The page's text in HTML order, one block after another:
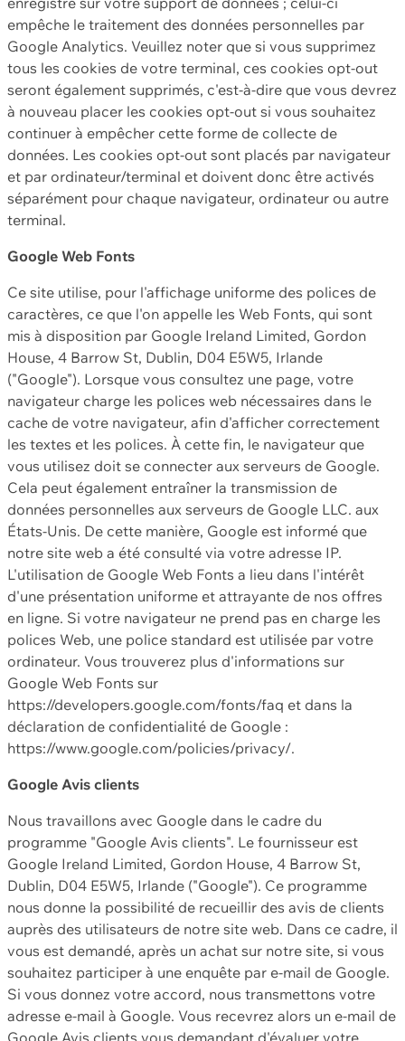
empêche le traitement des données personnelles par
Google Analytics. Veuillez noter que si vous supprimez
tous les cookies de votre terminal, ces cookies opt-out
seront également supprimés, c'est-à-dire que vous devrez
à nouveau placer les cookies opt-out si vous souhaitez
continuer à empêcher cette forme de collecte de
données. Les cookies opt-out sont placés par navigateur
et par ordinateur/terminal et doivent donc être activés
séparément pour chaque navigateur, ordinateur ou autre
terminal.
Google Web Fonts
Ce site utilise, pour l'affichage uniforme des polices de
caractères, ce que l'on appelle les Web Fonts, qui sont
mis à disposition par Google Ireland Limited, Gordon
House, 4 Barrow St, Dublin, D04 E5W5, Irlande
("Google"). Lorsque vous consultez une page, votre
navigateur charge les polices web nécessaires dans le
cache de votre navigateur, afin d'afficher correctement
les textes et les polices. À cette fin, le navigateur que
vous utilisez doit se connecter aux serveurs de Google.
Cela peut également entraîner la transmission de
données personnelles aux serveurs de Google LLC. aux
États-Unis. De cette manière, Google est informé que
notre site web a été consulté via votre adresse IP.
L'utilisation de Google Web Fonts a lieu dans l'intérêt
d'une présentation uniforme et attrayante de nos offres
en ligne. Si votre navigateur ne prend pas en charge les
polices Web, une police standard est utilisée par votre
ordinateur. Vous trouverez plus d'informations sur
Google Web Fonts sur
https://developers.google.com/fonts/faq et dans la
déclaration de confidentialité de Google :
https://www.google.com/policies/privacy/.
Google Avis clients
Nous travaillons avec Google dans le cadre du
programme "Google Avis clients". Le fournisseur est
Google Ireland Limited, Gordon House, 4 Barrow St,
Dublin, D04 E5W5, Irlande ("Google"). Ce programme
nous donne la possibilité de recueillir des avis de clients
auprès des utilisateurs de notre site web. Dans ce cadre, il
vous est demandé, après un achat sur notre site, si vous
souhaitez participer à une enquête par e-mail de Google.
Si vous donnez votre accord, nous transmettons votre
adresse e-mail à Google. Vous recevrez alors un e-mail de